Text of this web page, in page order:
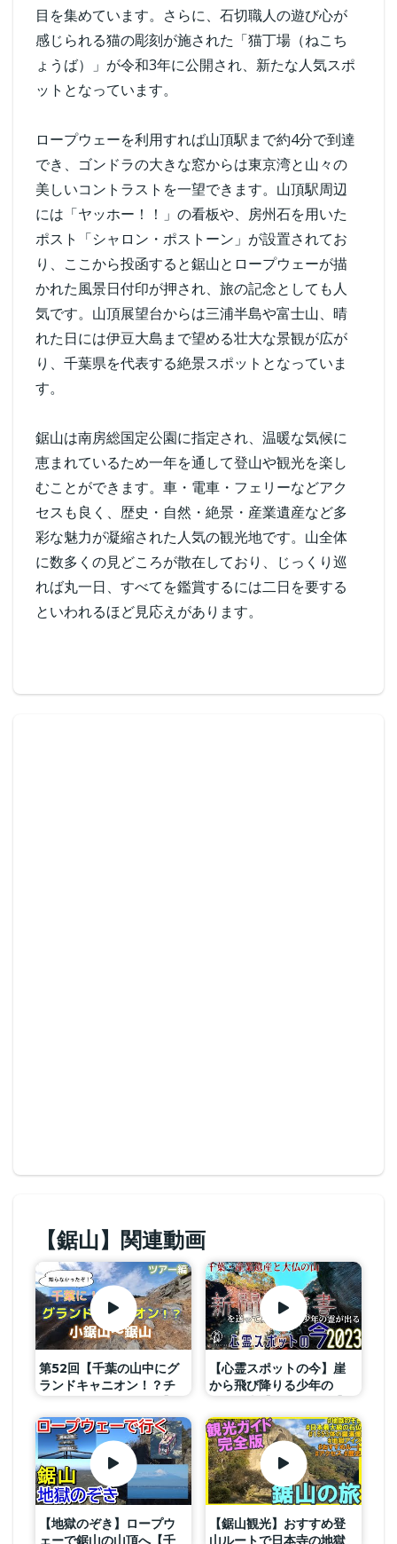
目を集めています。さらに、石切職人の遊び心が
感じられる猫の彫刻が施された「猫丁場（ねこち
ょうば）」が令和3年に公開され、新たな人気スポ
ットとなっています。
ロープウェーを利用すれば山頂駅まで約4分で到達
でき、ゴンドラの大きな窓からは東京湾と山々の
美しいコントラストを一望できます。山頂駅周辺
には「ヤッホー！！」の看板や、房州石を用いた
ポスト「シャロン・ポストーン」が設置されてお
り、ここから投函すると鋸山とロープウェーが描
かれた風景日付印が押され、旅の記念としても人
気です。山頂展望台からは三浦半島や富士山、晴
れた日には伊豆大島まで望める壮大な景観が広が
り、千葉県を代表する絶景スポットとなっていま
す。
鋸山は南房総国定公園に指定され、温暖な気候に
恵まれているため一年を通して登山や観光を楽し
むことができます。車・電車・フェリーなどアク
セスも良く、歴史・自然・絶景・産業遺産など多
彩な魅力が凝縮された人気の観光地です。山全体
に数多くの見どころが散在しており、じっくり巡
れば丸一日、すべてを鑑賞するには二日を要する
といわれるほど見応えがあります。
【鋸山】関連動画
第52回【千葉の山中にグ
ランドキャニオン！？チ
小鋸山～鋸山へ
【心霊スポットの今】崖
から飛び降りる少年の
【地獄のぞき】ロープウ
ェーで鋸山の山頂へ【千
【鋸山観光】おすすめ登
山ルートで日本寺の地獄